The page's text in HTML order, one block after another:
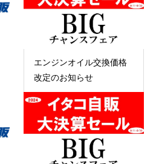
エンジンオイル交換価格
改定のお知らせ